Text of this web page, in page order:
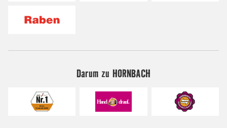
Darum zu HORNBACH